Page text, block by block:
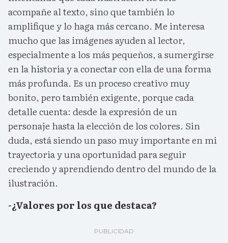
acompañe al texto, sino que también lo
amplifique y lo haga más cercano. Me interesa
mucho que las imágenes ayuden al lector,
especialmente a los más pequeños, a sumergirse
en la historia y a conectar con ella de una forma
más profunda. Es un proceso creativo muy
bonito, pero también exigente, porque cada
detalle cuenta: desde la expresión de un
personaje hasta la elección de los colores. Sin
duda, está siendo un paso muy importante en mi
trayectoria y una oportunidad para seguir
creciendo y aprendiendo dentro del mundo de la
ilustración.
-¿Valores por los que destaca?